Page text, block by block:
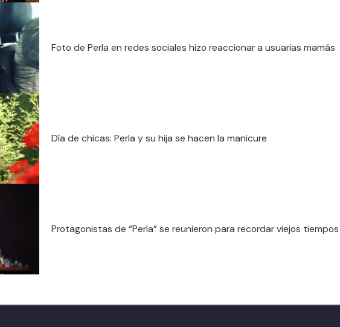
Foto de Perla en redes sociales hizo reaccionar a usuarias mamás
Día de chicas: Perla y su hija se hacen la manicure
Protagonistas de “Perla” se reunieron para recordar viejos tiempos